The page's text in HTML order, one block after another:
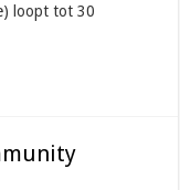
loopt tot 30